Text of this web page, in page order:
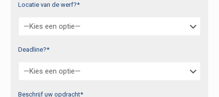
Locatie van de werf?*
Deadline?*
Beschrijf uw opdracht*